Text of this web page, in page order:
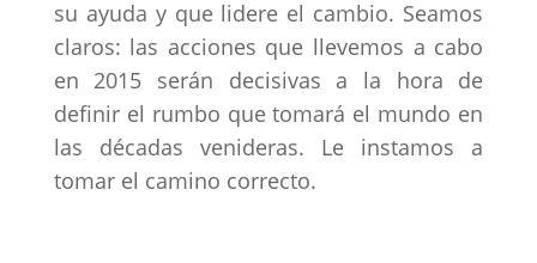
su ayuda y que lidere el cambio. Seamos
claros: las acciones que llevemos a cabo
en 2015 serán decisivas a la hora de
definir el rumbo que tomará el mundo en
las décadas venideras. Le instamos a
tomar el camino correcto.